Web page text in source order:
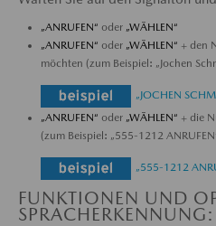
„ANRUFEN“ oder „WÄHLEN“
„ANRUFEN“ oder „WÄHLEN“ + den
möchten (zum Beispiel: „Jochen
„JOCHEN
„ANRUFEN“ oder „WÄHLEN“ + die
(zum Beispiel: „555-1212
„555-1212
FUNKTIONEN UND
SPRACHERKENNUNG: